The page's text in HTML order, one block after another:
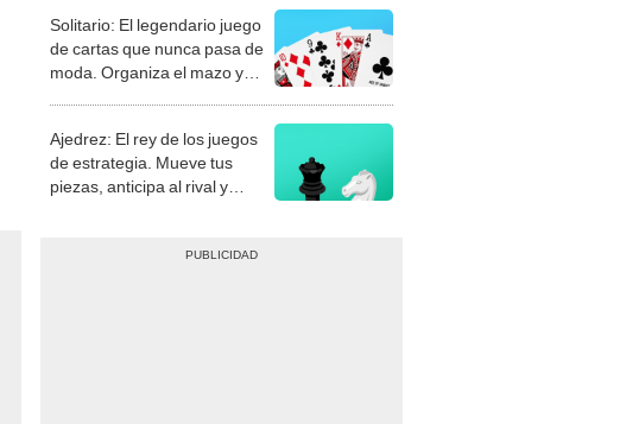
Solitario: El legendario juego
de cartas que nunca pasa de
moda. Organiza el mazo y
Ajedrez: El rey de los juegos
de estrategia. Mueve tus
piezas, anticipa al rival y